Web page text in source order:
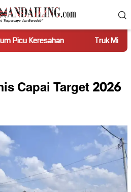
Truk Miring Hambat Arus
Capai Target 2026